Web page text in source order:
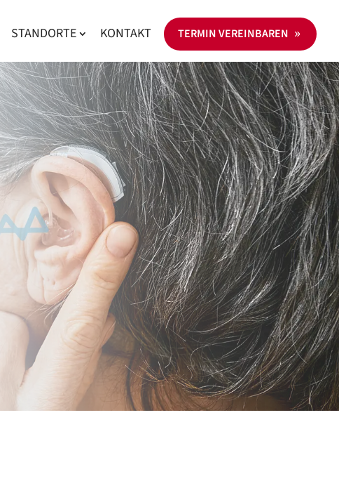
STANDORTE KONTAKT TERMIN VEREINBAREN